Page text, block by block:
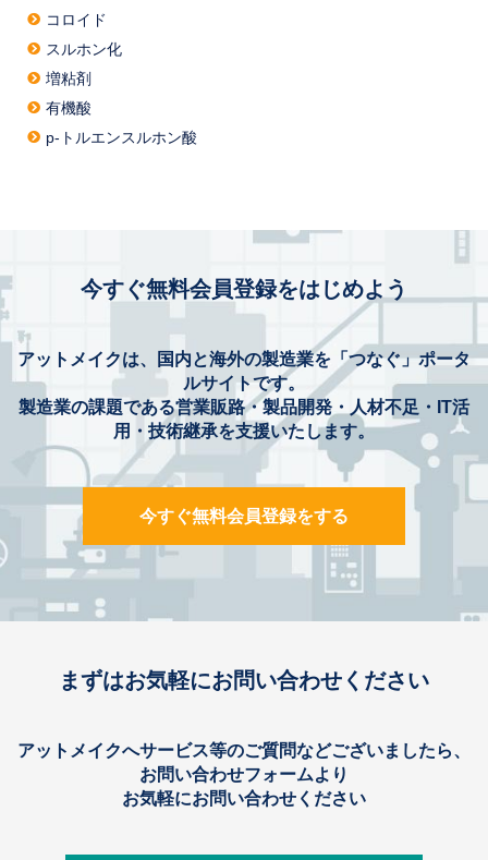
コロイド
スルホン化
増粘剤
有機酸
p-トルエンスルホン酸
今すぐ無料会員登録をはじめよう
アットメイクは、国内と海外の製造業を「つなぐ」ポータ
ルサイトです。
製造業の課題である営業販路・製品開発・人材不足・IT活
用・技術継承を支援いたします。
今すぐ無料会員登録をする
まずはお気軽にお問い合わせください
アットメイクへサービス等のご質問などございましたら、
お問い合わせフォームより
お気軽にお問い合わせください